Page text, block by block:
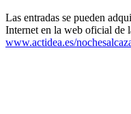
Las entradas se pueden
Internet en la web oficial de
www.actidea.es/